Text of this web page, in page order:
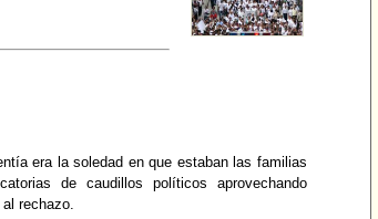
era la soledad en que estaban las familias
de caudillos políticos aprovechando
rechazo.